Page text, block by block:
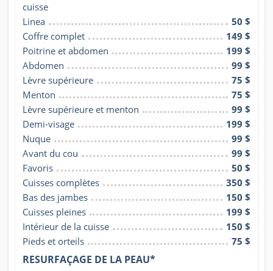
cuisse
Linea
50 $
Coffre complet
149 $
Poitrine et abdomen
199 $
Abdomen
99 $
Lèvre supérieure
75 $
Menton
75 $
Lèvre supérieure et menton
99 $
Demi-visage
199 $
Nuque
99 $
Avant du cou
99 $
Favoris
50 $
Cuisses complètes
350 $
Bas des jambes
150 $
Cuisses pleines
199 $
Intérieur de la cuisse
150 $
Pieds et orteils
75 $
RESURFAÇAGE DE LA PEAU*